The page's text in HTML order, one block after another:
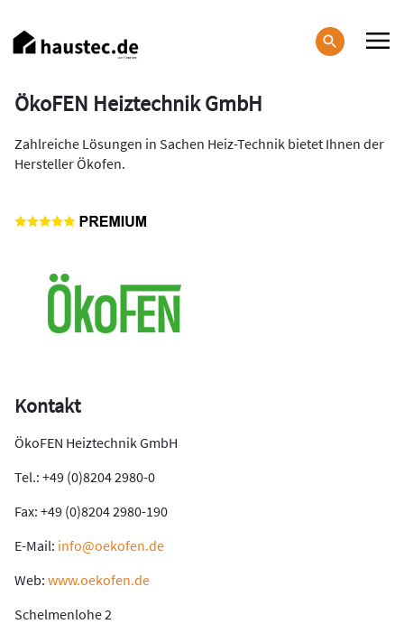
zum
Inhalt
Haupt-
Navigation
ÖkoFEN Heiztechnik GmbH
Zahlreiche Lösungen in Sachen Heiz-Technik bietet Ihnen der
Hersteller Ökofen.
Kontakt
ÖkoFEN Heiztechnik GmbH
Tel.: +49 (0)8204 2980-0
Fax: +49 (0)8204 2980-190
E-Mail: info@oekofen.de
Web: www.oekofen.de
Schelmenlohe 2